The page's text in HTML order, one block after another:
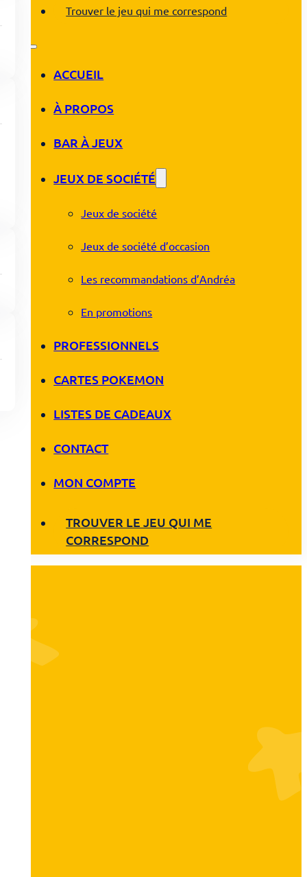
Trouver le jeu qui me correspond
ACCUEIL
À PROPOS
BAR À JEUX
JEUX DE SOCIÉTÉ
Jeux de société
Jeux de société d’occasion
Les recommandations d’Andréa
En promotions
PROFESSIONNELS
CARTES POKEMON
LISTES DE CADEAUX
CONTACT
MON COMPTE
TROUVER LE JEU QUI ME
CORRESPOND